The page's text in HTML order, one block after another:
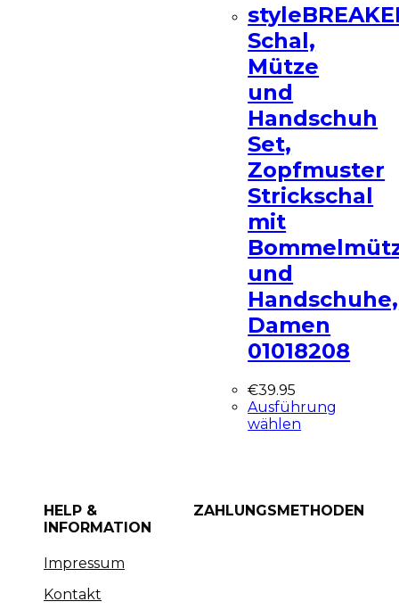
Schal,
Mütze
und
Handschuh
Set,
Zopfmuster
Strickschal
mit
und
Handschuhe,
Damen
01018208
€39.95
Ausführung
wählen
HELP &
INFORMATION
Impressum
Kontakt
ZAHLUNGSMETHODEN